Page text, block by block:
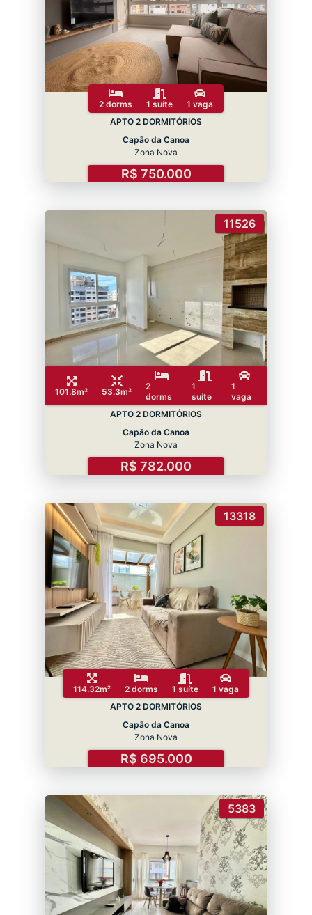
2 dorms 1 suíte
1 vaga
APTO 2 DORMITÓRIOS
Capão da Canoa
Zona Nova
R$ 750.000
11526
101.8m² 53.3m²
2
dorms
1
suíte
1
vaga
APTO 2 DORMITÓRIOS
Capão da Canoa
Zona Nova
R$ 782.000
13318
114.32m² 2 dorms 1 suíte
1 vaga
APTO 2 DORMITÓRIOS
Capão da Canoa
Zona Nova
R$ 695.000
5383